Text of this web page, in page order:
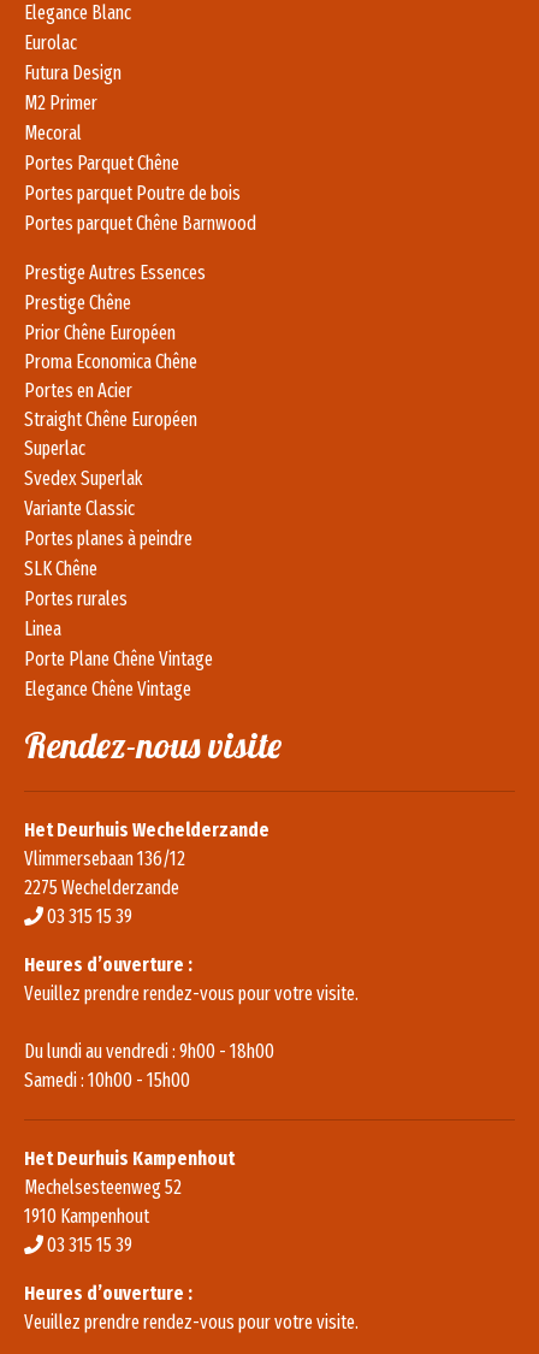
Elegance Blanc
Eurolac
Futura Design
M2 Primer
Mecoral
Portes Parquet Chêne
Portes parquet Poutre de bois
Portes parquet Chêne Barnwood
Prestige Autres Essences
Prestige Chêne
Prior Chêne Européen
Proma Economica Chêne
Portes en Acier
Straight Chêne Européen
Superlac
Svedex Superlak
Variante Classic
Portes planes à peindre
SLK Chêne
Portes rurales
Linea
Porte Plane Chêne Vintage
Elegance Chêne Vintage
Rendez-nous visite
Het Deurhuis Wechelderzande
Vlimmersebaan 136/12
2275 Wechelderzande
03 315 15 39
Heures d’ouverture :
Veuillez prendre rendez-vous pour votre visite.
Du lundi au vendredi : 9h00 - 18h00
Samedi : 10h00 - 15h00
Het Deurhuis Kampenhout
Mechelsesteenweg 52
1910 Kampenhout
03 315 15 39
Heures d’ouverture :
Veuillez prendre rendez-vous pour votre visite.